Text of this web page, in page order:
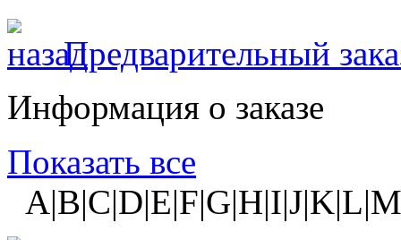
Предварительный
Информация о заказе
Показать все